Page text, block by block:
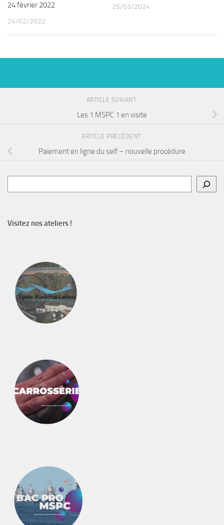
24 février 2022
24/02/2022
25/03/2024
ARTICLE SUIVANT
Les 1 MSPC 1 en visite
ARTICLE PRÉCÉDENT
Paiement en ligne du self – nouvelle procédure
Visitez nos ateliers !